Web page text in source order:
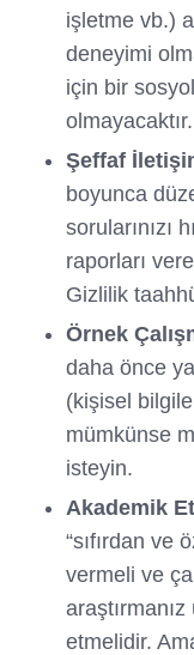
işletme vb.)
deneyimi
için bir
olmayacaktır.
Şeffaf
boyunca
sorularınızı
raporları
Gizlilik
Örnek
daha önce
(kişisel
mümkünse
isteyin.
Akademik
“sıfırdan ve
vermeli ve
etmelidir.